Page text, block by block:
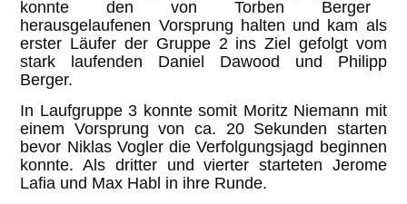
konnte den von Torben Berger
herausgelaufenen Vorsprung halten und kam als
erster Läufer der Gruppe 2 ins Ziel gefolgt vom
stark laufenden Daniel Dawood und Philipp
Berger.
In Laufgruppe 3 konnte somit Moritz Niemann mit
einem Vorsprung von ca. 20 Sekunden starten
bevor Niklas Vogler die Verfolgungsjagd beginnen
konnte. Als dritter und vierter starteten Jerome
Lafia und Max Habl in ihre Runde.